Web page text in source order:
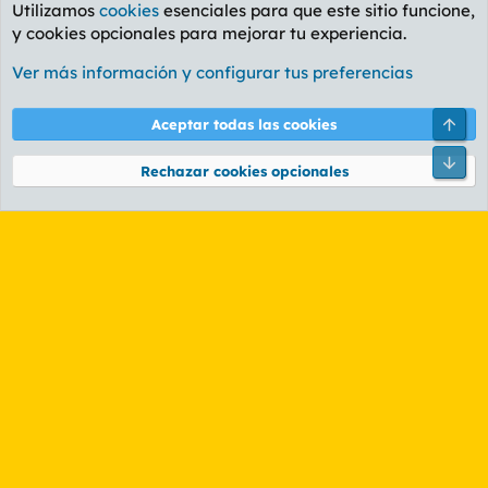
Foro General
Cookies
PL OLDSTYLE AMARILLO
Términos y reglas Política de privacidad Ayuda
Community platform by XenForo® © 2010-2026 XenForo Ltd.
Utilizamos cookies esenciales para que este sitio funcione,
y cookies opcionales para mejorar tu experiencia.
Ver más información y configurar tus preferencias
Aceptar todas las cookies
Rechazar cookies opcionales
Pie